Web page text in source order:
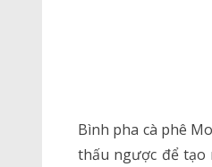
Bình pha cà phê
thấu ngược để tạo